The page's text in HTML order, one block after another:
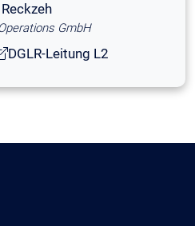
GmbH
DGLR-Leitung L2